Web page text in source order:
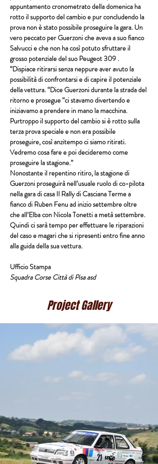
appuntamento cronometrato della domenica ha
rotto il supporto del cambio e pur concludendo la
prova non è stato possibile proseguire la gara. Un
vero peccato per Guerzoni che aveva a suo fianco
Salvucci e che non ha così potuto sfruttare il
grosso potenziale del suo Peugeot 309 .
“Dispiace ritirarsi senza neppure aver avuto la
possibilità di confrontarsi e di capire il potenziale
della vettura. “Dice Guerzoni durante la strada del
ritorno e prosegue “ci stavamo divertendo e
iniziavamo a prendere in mano la macchina.
Purtroppo il supporto del cambio si è rotto sulla
terza prova speciale e non era possibile
proseguire, così anzitempo ci siamo ritirati.
Vedremo cosa fare e poi decideremo come
proseguire la stagione.”
Nonostante il repentino ritiro, la stagione di
Guerzoni proseguirà nell’usuale ruolo di co-pilota
nella gara di casa Il Rally di Casciana Terme a
fianco di Ruben Fenu ad inizio settembre oltre
che all’Elba con Nicola Tonetti a metà settembre.
Quindi ci sarà tempo per effettuare le riparazioni
del caso e magari che si ripresenti entro fine anno
alla guida della sua vettura.
Ufficio Stampa
Squadra Corse Città di Pisa asd
Project Gallery